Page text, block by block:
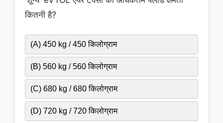
कितनी है?
(A) 450 kg / 450 किलोग्राम
(B) 560 kg / 560 किलोग्राम
(C) 680 kg / 680 किलोग्राम
(D) 720 kg / 720 किलोग्राम